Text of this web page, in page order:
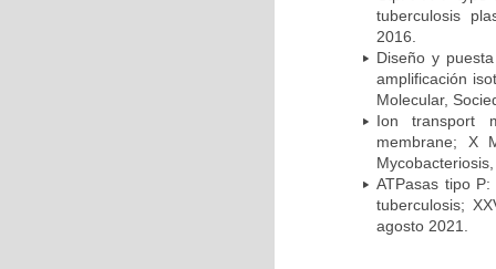
tuberculosis
2016.
Diseño y
amplificación
Molecular,
Ion transport
membrane; X
ATPasas tipo
tuberculosis;
agosto 2021.